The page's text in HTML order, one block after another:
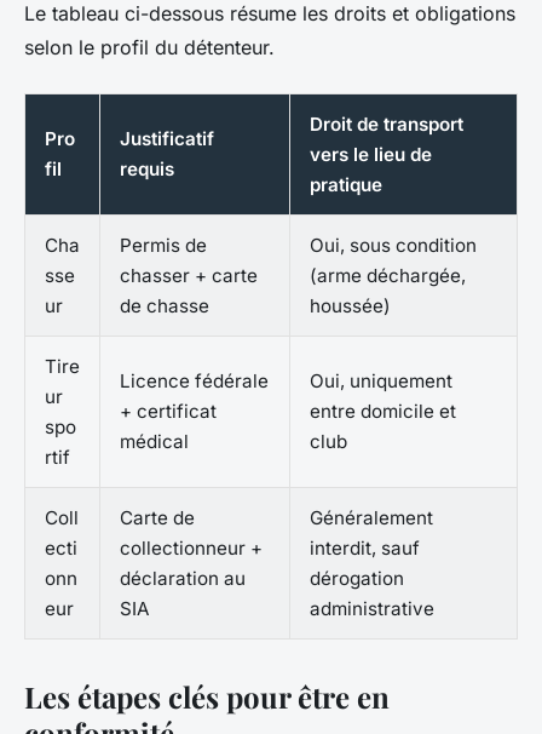
Le tableau ci-dessous résume les droits et obligations
selon le profil du détenteur.
Pro
fil
Justificatif
requis
Droit de transport
vers le lieu de
pratique
Cha
sse
ur
Permis de
chasser + carte
de chasse
Oui, sous condition
(arme déchargée,
houssée)
Tire
ur
spo
rtif
Licence fédérale
+ certificat
médical
Oui, uniquement
entre domicile et
club
Coll
ecti
onn
eur
Carte de
collectionneur +
déclaration au
SIA
Généralement
interdit, sauf
dérogation
administrative
Les étapes clés pour être en